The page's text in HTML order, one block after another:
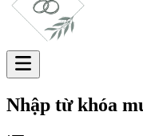
Nhập từ khóa